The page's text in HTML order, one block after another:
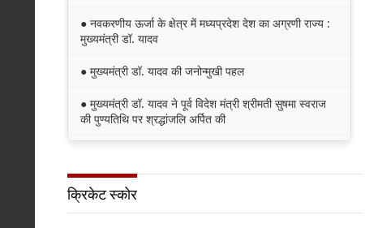
● नवकरणीय ऊर्जा के क्षेत्र में मध्यप्रदेश देश का अग्रणी राज्य :
मुख्यमंत्री डॉ. यादव
● मुख्यमंत्री डॉ. यादव की जनोन्मुखी पहल
● मुख्यमंत्री डॉ. यादव ने पूर्व विदेश मंत्री श्रीमती सुषमा स्वराज
की पुण्यतिथि पर श्रद्धांजलि अर्पित की
● मध्यप्रदेश में सृजन संवाद अभियान का शुभारंभ
क्रिकेट स्कोर